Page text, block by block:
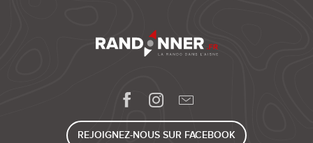
REJOIGNEZ-NOUS SUR FACEBOOK